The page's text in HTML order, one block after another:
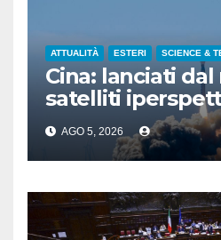
ATTUALITÀ ESTERI SCIENCE &
Cina: lanciati dal
satelliti
Shandong
AGO 5, 2026